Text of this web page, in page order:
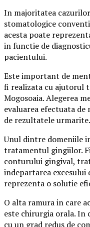
In majoritatea
stomatologice
acesta poate
in functie de
pacientului.
Este important de
fi realizata cu ajutorul
Mogosoaia. Alegerea
evaluarea efectuata
de rezultatele urmarite.
Unul dintre domeniile
tratamentul gingiilor.
conturului gingival,
indepartarea
reprezenta o solutie
O alta ramura in care
este chirurgia orala.
cu un grad redus de